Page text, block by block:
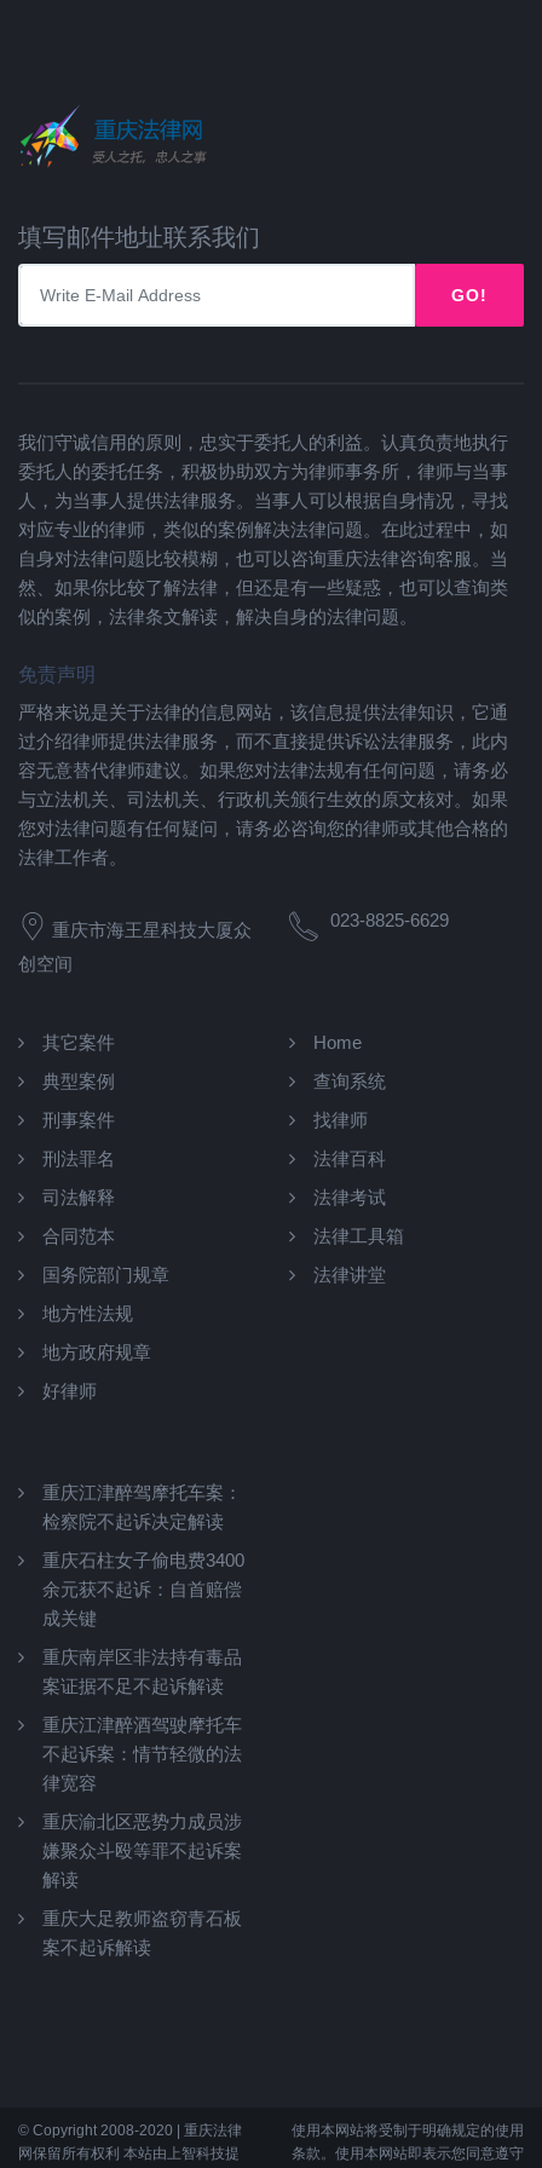
填写邮件地址联系我们
GO!
我们守诚信用的原则，忠实于委托人的利益。认真负责地执行
委托人的委托任务，积极协助双方为律师事务所，律师与当事
人，为当事人提供法律服务。当事人可以根据自身情况，寻找
对应专业的律师，类似的案例解决法律问题。在此过程中，如
自身对法律问题比较模糊，也可以咨询重庆法律咨询客服。当
然、如果你比较了解法律，但还是有一些疑惑，也可以查询类
似的案例，法律条文解读，解决自身的法律问题。
免责声明
严格来说是关于法律的信息网站，该信息提供法律知识，它通
过介绍律师提供法律服务，而不直接提供诉讼法律服务，此内
容无意替代律师建议。如果您对法律法规有任何问题，请务必
与立法机关、司法机关、行政机关颁行生效的原文核对。如果
您对法律问题有任何疑问，请务必咨询您的律师或其他合格的
法律工作者。
重庆市海王星科技大厦众
创空间
023-8825-6629
其它案件
典型案例
刑事案件
刑法罪名
司法解释
合同范本
国务院部门规章
地方性法规
地方政府规章
好律师
Home
查询系统
找律师
法律百科
法律考试
法律工具箱
法律讲堂
重庆江津醉驾摩托车案：
检察院不起诉决定解读
重庆石柱女子偷电费3400
余元获不起诉：自首赔偿
成关键
重庆南岸区非法持有毒品
案证据不足不起诉解读
重庆江津醉酒驾驶摩托车
不起诉案：情节轻微的法
律宽容
重庆渝北区恶势力成员涉
嫌聚众斗殴等罪不起诉案
解读
重庆大足教师盗窃青石板
案不起诉解读
© Copyright 2008-2020 | 重庆法律
网保留所有权利 本站由上智科技提
使用本网站将受制于明确规定的使用
条款。使用本网站即表示您同意遵守